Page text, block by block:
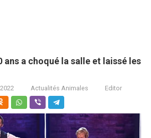
ans a choqué la salle et laissé les
Actualités Animales Editor